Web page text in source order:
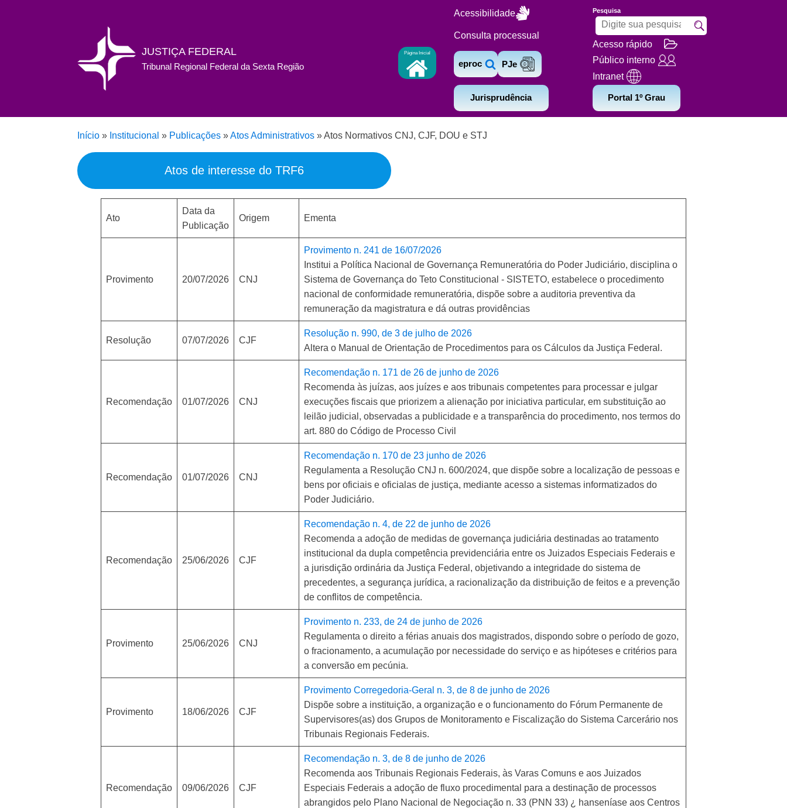
JUSTIÇA FEDERAL
Tribunal Regional Federal da Sexta Região
Página Inicial
Acessibilidade
Consulta processual
eproc PJe
Jurisprudência
Pesquisa
Acesso rápido
Público interno
Intranet
Portal 1º Grau
Início » Institucional » Publicações »Atos Administrativos »Atos Normativos CNJ, CJF, DOU e STJ
Atos de interesse do TRF6
Ato
Data da
Publicação
Origem Ementa
Provimento 20/07/2026 CNJ
Provimento n. 241 de 16/07/2026
Institui a Política Nacional de Governança Remuneratória do Poder Judiciário, disciplina o
Sistema de Governança do Teto Constitucional - SISTETO, estabelece o procedimento
nacional de conformidade remuneratória, dispõe sobre a auditoria preventiva da
remuneração da magistratura e dá outras providências
Resolução 07/07/2026 CJF
Resolução n. 990, de 3 de julho de 2026
Altera o Manual de Orientação de Procedimentos para os Cálculos da Justiça Federal.
Recomendação 01/07/2026 CNJ
Recomendação n. 171 de 26 de junho de 2026
Recomenda às juízas, aos juízes e aos tribunais competentes para processar e julgar
execuções fiscais que priorizem a alienação por iniciativa particular, em substituição ao
leilão judicial, observadas a publicidade e a transparência do procedimento, nos termos do
art. 880 do Código de Processo Civil
Recomendação 01/07/2026 CNJ
Recomendação n. 170 de 23 junho de 2026
Regulamenta a Resolução CNJ n. 600/2024, que dispõe sobre a localização de pessoas e
bens por oficiais e oficialas de justiça, mediante acesso a sistemas informatizados do
Poder Judiciário.
Recomendação 25/06/2026 CJF
Recomendação n. 4, de 22 de junho de 2026
Recomenda a adoção de medidas de governança judiciária destinadas ao tratamento
institucional da dupla competência previdenciária entre os Juizados Especiais Federais e
a jurisdição ordinária da Justiça Federal, objetivando a integridade do sistema de
precedentes, a segurança jurídica, a racionalização da distribuição de feitos e a prevenção
de conflitos de competência.
Provimento 25/06/2026 CNJ
Provimento n. 233, de 24 de junho de 2026
Regulamenta o direito a férias anuais dos magistrados, dispondo sobre o período de gozo,
o fracionamento, a acumulação por necessidade do serviço e as hipóteses e critérios para
a conversão em pecúnia.
Provimento 18/06/2026 CJF
Provimento Corregedoria-Geral n. 3, de 8 de junho de 2026
Dispõe sobre a instituição, a organização e o funcionamento do Fórum Permanente de
Supervisores(as) dos Grupos de Monitoramento e Fiscalização do Sistema Carcerário nos
Tribunais Regionais Federais.
Recomendação 09/06/2026 CJF
Recomendação n. 3, de 8 de junho de 2026
Recomenda aos Tribunais Regionais Federais, às Varas Comuns e aos Juizados
Especiais Federais a adoção de fluxo procedimental para a destinação de processos
abrangidos pelo Plano Nacional de Negociação n. 33 (PNN 33) ¿ hanseníase aos Centros